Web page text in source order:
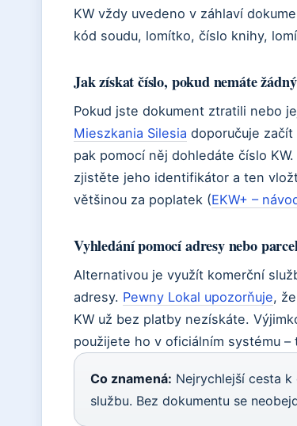
KW vždy uvedeno v záhlaví
kód soudu, lomítko, číslo knihy,
Jak získat číslo, pokud nemáte
Pokud jste dokument ztratili nebo
Mieszkania Silesia doporučuje začít
pak pomocí něj dohledáte číslo
zjistěte jeho identifikátor a ten
většinou za poplatek (EKW+ –
Vyhledání pomocí adresy nebo
Alternativou je využít komerční
adresy. Pewny Lokal upozorňuje,
KW už bez platby nezískáte.
použijete ho v oficiálním systému
Co znamená: Nejrychlejší cesta
službu. Bez dokumentu se